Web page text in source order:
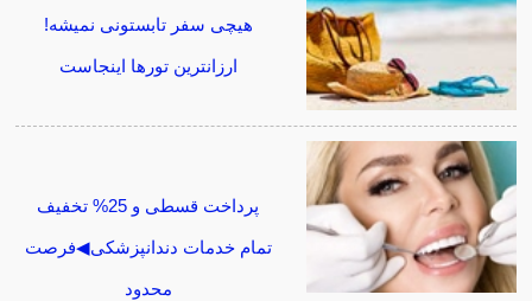
هیچی سفر تابستونی نمیشه!
ارزانترین تورها اینجاست
پرداخت قسطی و 25% تخفیف
تمام خدمات دندانپزشکی◀فرصت
محدود